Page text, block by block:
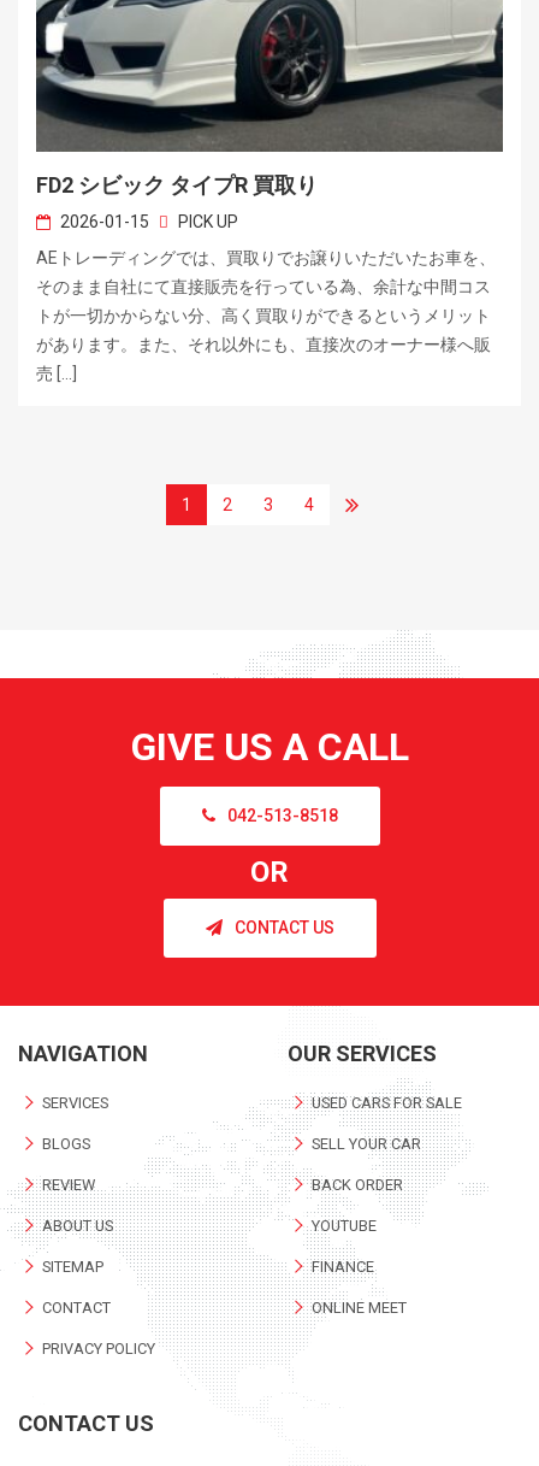
FD2 シビック タイプR 買取り
2026-01-15
PICK UP
AEトレーディングでは、買取りでお譲りいただいたお車を、
そのまま自社にて直接販売を行っている為、余計な中間コス
トが一切かからない分、高く買取りができるというメリット
があります。また、それ以外にも、直接次のオーナー様へ販
売 […]
1 2 3 4
GIVE US A CALL
042-513-8518
OR
CONTACT US
NAVIGATION
SERVICES
BLOGS
REVIEW
ABOUT US
SITEMAP
CONTACT
PRIVACY POLICY
OUR SERVICES
USED CARS FOR SALE
SELL YOUR CAR
BACK ORDER
YOUTUBE
FINANCE
ONLINE MEET
CONTACT US